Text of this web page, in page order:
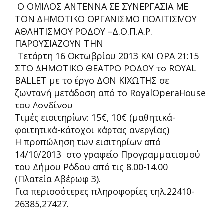
Ο ΟΜΙΛΟΣ ΑΝΤΕΝΝΑ ΣΕ ΣΥΝΕΡΓΑΣΙΑ ΜΕ
ΤΟΝ ΔΗΜΟΤΙΚΟ ΟΡΓΑΝΙΣΜΟ ΠΟΛΙΤΙΣΜΟΥ
ΑΘΛΗΤΙΣΜΟΥ ΡΟΔΟΥ –Δ.Ο.Π.Α.Ρ.
ΠΑΡΟΥΣΙΑΖΟΥΝ ΤΗΝ
Τετάρτη 16 Οκτωβρίου 2013 ΚΑΙ ΩΡΑ 21:15
ΣΤΟ ΔΗΜΟΤΙΚΟ ΘΕΑΤΡΟ ΡΟΔΟΥ το ROYAL
BALLET με το έργο ΔΟΝ ΚΙΧΩΤΗΣ σε
ζωντανή μετάδοση από το RoyalOperaHouse
του Λονδίνου
Τιμές εισιτηρίων: 15€, 10€ (μαθητικά-
φοιτητικά-κάτοχοι κάρτας ανεργίας)
Η προπώληση των εισιτηρίων από
14/10/2013 στο γραφείο Προγραμματισμού
του Δήμου Ρόδου από τις 8.00-14.00
(Πλατεία Αβέρωφ 3).
Για περισσότερες πληροφορίες τηλ.22410-
26385,27427.